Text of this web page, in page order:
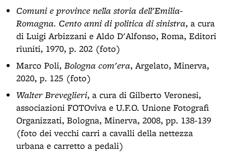
Comuni e province nella storia dell'Emilia-
Romagna. Cento anni di politica di sinistra, a cura
di Luigi Arbizzani e Aldo D'Alfonso, Roma, Editori
riuniti, 1970, p. 202 (foto)
Marco Poli, Bologna com'era, Argelato, Minerva,
2020, p. 125 (foto)
Walter Breveglieri, a cura di Gilberto Veronesi,
associazioni FOTOviva e U.F.O. Unione Fotografi
Organizzati, Bologna, Minerva, 2008, pp. 138-139
(foto dei vecchi carri a cavalli della nettezza
urbana e carretto a pedali)